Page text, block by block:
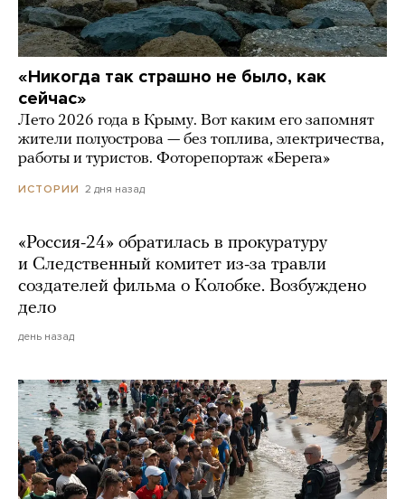
«Никогда так страшно не было, как
сейчас»
Лето 2026 года в Крыму. Вот каким его запомнят
жители полуострова — без топлива, электричества,
работы и туристов. Фоторепортаж «Берега»
ИСТОРИИ 2 дня назад
«Россия-24» обратилась в прокуратуру
и Следственный комитет из-за травли
создателей фильма о Колобке. Возбуждено
дело
день назад